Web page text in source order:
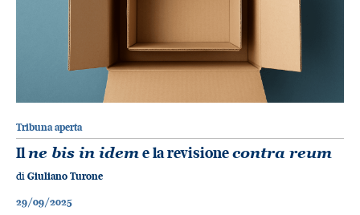
Tribuna aperta
Ilne bis in idem e la revisionecontra reum
di Giuliano Turone
29/09/2025